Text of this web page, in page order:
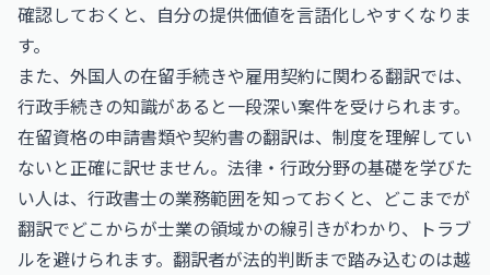
確認しておくと、自分の提供価値を言語化しやすくなりま
す。
また、外国人の在留手続きや雇用契約に関わる翻訳では、
行政手続きの知識があると一段深い案件を受けられます。
在留資格の申請書類や契約書の翻訳は、制度を理解してい
ないと正確に訳せません。法律・行政分野の基礎を学びた
い人は、 行政書士の業務範囲を知っておくと、どこまでが
翻訳でどこからが士業の領域かの線引きがわかり、トラブ
ルを避けられます。翻訳者が法的判断まで踏み込むのは越